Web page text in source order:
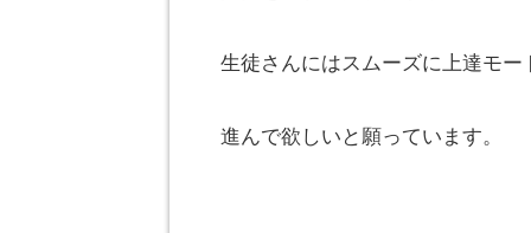
生徒さんにはスムーズに上達モー
進んで欲しいと願っています。